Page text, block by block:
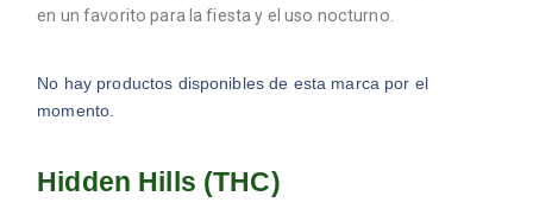
en un favorito para la fiesta y el uso nocturno.
No hay productos disponibles de esta marca por el
momento.
Hidden Hills (THC)